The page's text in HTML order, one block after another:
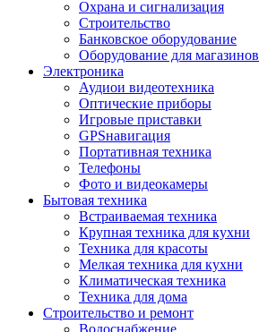
Охрана и сигнализация
Строительство
Банковское оборудование
Оборудование для магазинов
Электроника
Аудиои видеотехника
Оптические приборы
Игровые приставки
GPSнавигация
Портативная техника
Телефоны
Фото и видеокамеры
Бытовая техника
Встраиваемая техника
Крупная техника для кухни
Техника для красоты
Мелкая техника для кухни
Климатическая техника
Техника для дома
Строительство и ремонт
Водоснабжение